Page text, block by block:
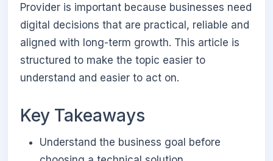
Provider is important because businesses need
digital decisions that are practical, reliable and
aligned with long-term growth. This article is
structured to make the topic easier to
understand and easier to act on.
Key Takeaways
Understand the business goal before